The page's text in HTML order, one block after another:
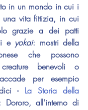
in un mondo in cui i
una vita fittizia, in cui
grazie a dei patti
e yokai: mostri della
che possono
benevoli o
per esempio
- La Storia della
Dororo, all'interno di